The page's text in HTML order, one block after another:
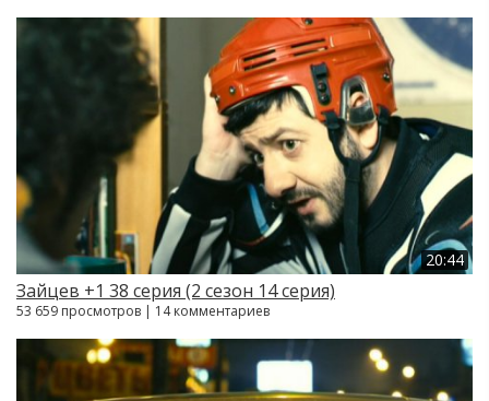
20:44
Зайцев +1 38 серия (2 сезон 14 серия)
53 659 просмотров | 14 комментариев